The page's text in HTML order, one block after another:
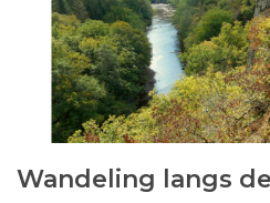
Wandeling langs